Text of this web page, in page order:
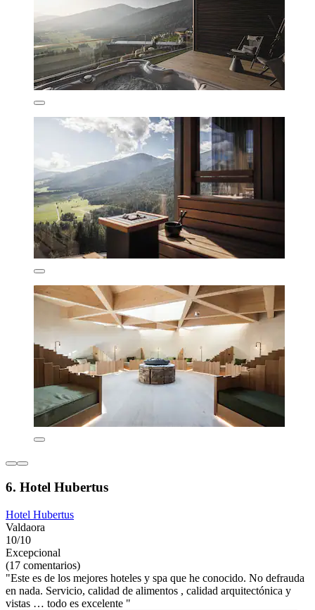
6. Hotel Hubertus
Hotel Hubertus
Valdaora
10/10
Excepcional
(17 comentarios)
"Este es de los mejores hoteles y spa que he conocido. No defrauda
en nada. Servicio, calidad de alimentos , calidad arquitectónica y
vistas … todo es excelente "